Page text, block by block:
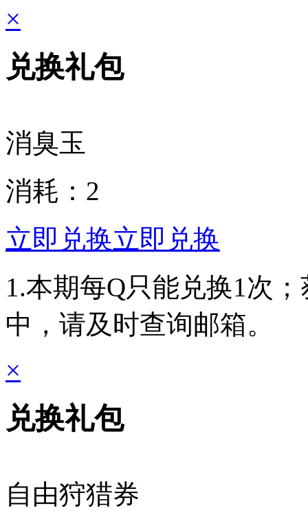
×
兑换礼包
消臭玉
消耗： 2
立即兑换立即兑换
1.本期每Q只能兑换1次
中，请及时查询邮箱。
×
兑换礼包
自由狩猎券